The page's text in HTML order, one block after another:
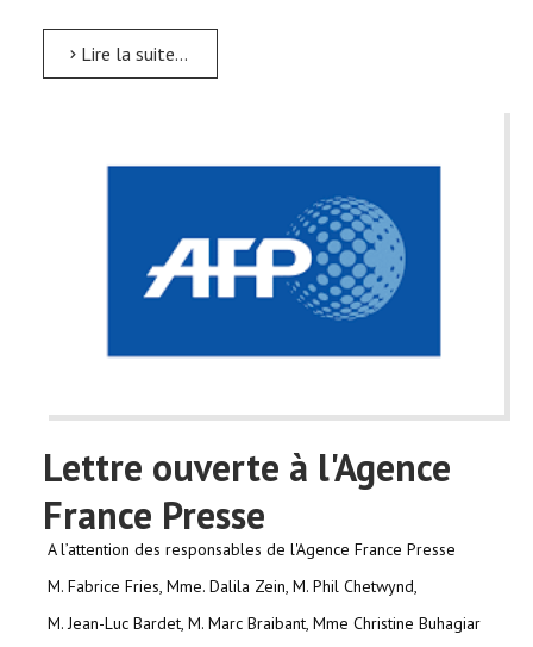
Lire la suite...
Lettre ouverte à l'Agence
France Presse
A l’attention des responsables de l'Agence France Presse
M. Fabrice Fries, Mme. Dalila Zein, M. Phil Chetwynd,
M. Jean-Luc Bardet, M. Marc Braibant, Mme Christine Buhagiar